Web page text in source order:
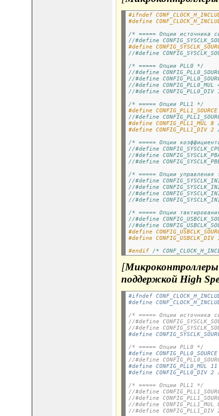
#ifndef
#define
/* ===== Опции источника
//#define
#define
//#define
/* ===== Опции PLL0 */
//#define
//#define
//#define
//#define
/* ===== Опции PLL1 */
#define CONFIG_PLL1_SOURCE
//#define
#define CONFIG_PLL1_MUL 8
#define CONFIG_PLL1_DIV 2
/* ===== Опции
//#define
//#define
//#define
/* ===== Опции управления
//#define
//#define
//#define
//#define
/* ===== Опции
//#define
//#define
#define
#define
#endif /*
[Микроконтроллеры
поддержкой High
#ifndef
#define
/* ===== Опции источника
//#define
//#define
#define
/* ===== Опции PLL0 */
#define CONFIG_PLL0_SOURCE
//#define
#define CONFIG_PLL0_MUL
#define CONFIG_PLL0_DIV 2
/* ===== Опции PLL1 */
//#define
//#define
//#define
//#define